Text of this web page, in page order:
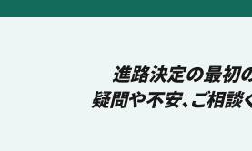
進路決定の最初
疑問や不安、ご相談